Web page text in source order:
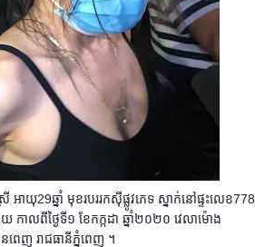
29ឆ្នាំ មុខរបររកស៊ីផ្លូវភេទ ស្នាក់នៅផ្ទះលេខ778
ាលពីថ្ងៃទី១​ ខែកក្កដា​ ឆ្នាំ​២០២០ វេលាម៉ោង
េញ​ រាជធានី​ភ្នំពេញ​ ។​